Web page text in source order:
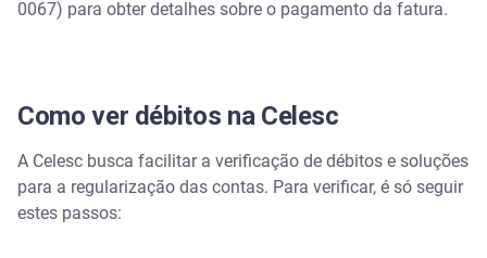
0067) para obter detalhes sobre o pagamento da fatura.
Como ver débitos na Celesc
A Celesc busca facilitar a verificação de débitos e soluções
para a regularização das contas. Para verificar, é só seguir
estes passos: